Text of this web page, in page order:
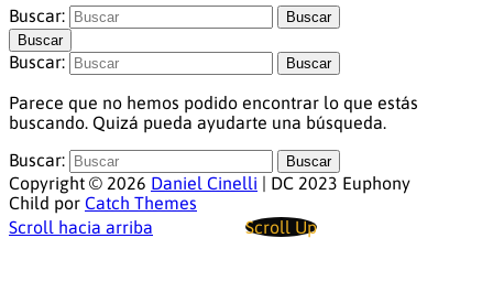
Buscar:
Buscar
Buscar
Buscar: Buscar
Parece que no hemos podido encontrar lo que estás
buscando. Quizá pueda ayudarte una búsqueda.
Buscar:
Buscar
Copyright © 2026 Daniel Cinelli | DC 2023 Euphony
Child por Catch Themes
Scroll hacia arriba
Scroll Up